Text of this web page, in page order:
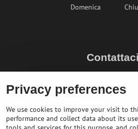
Domenica
Contattaci
+436764858804
Privacy preferences
We use cookies to improve your visit to
performance and collect data about its